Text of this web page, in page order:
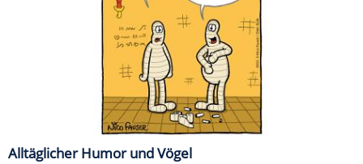
Alltäglicher Humor und Vögel